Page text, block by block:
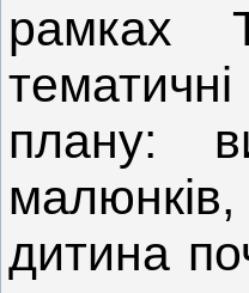
рамках
плану:
дитина